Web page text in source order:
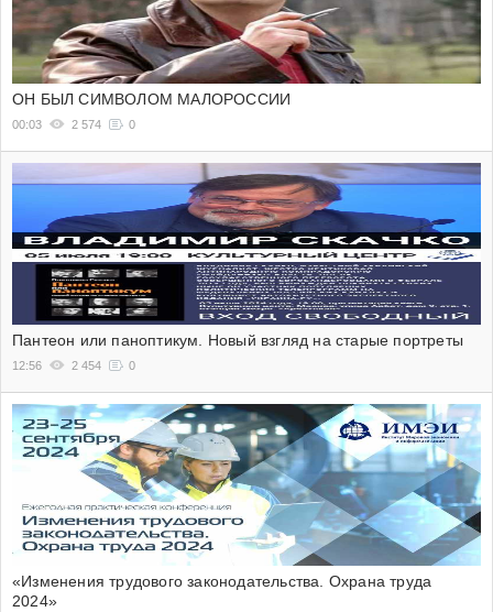
ОН БЫЛ СИМВОЛОМ МАЛОРОССИИ
00:03 2 574 0
Пантеон или паноптикум. Новый взгляд на старые портреты
12:56 2 454 0
«Изменения трудового законодательства. Охрана труда
2024»